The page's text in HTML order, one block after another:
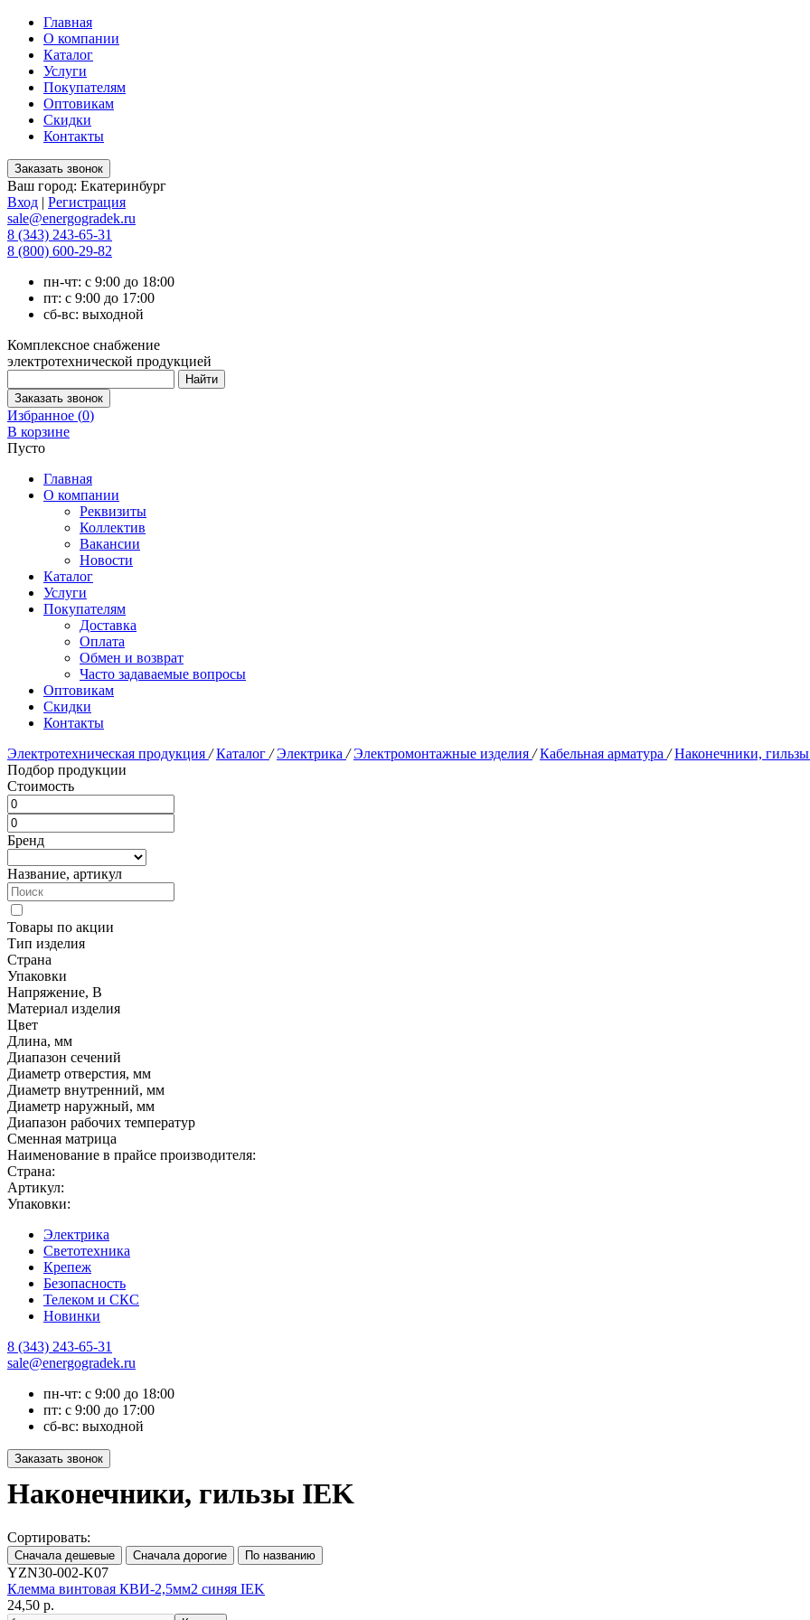
Главная
О компании
Каталог
Услуги
Покупателям
Оптовикам
Скидки
Контакты
Ваш город: Екатеринбург
Вход | Регистрация
sale@energogradek.ru
8 (343) 243-65-31
8 (800) 600-29-82
пн-чт: с 9:00 до 18:00
пт: с 9:00 до 17:00
сб-вс: выходной
Комплексное снабжение
электротехнической продукцией
Избранное (0)
В корзине
Пусто
Главная
О компании
Реквизиты
Коллектив
Вакансии
Новости
Каталог
Услуги
Покупателям
Доставка
Оплата
Обмен и возврат
Часто задаваемые вопросы
Оптовикам
Скидки
Контакты
Электротехническая продукция / Каталог / Электрика / Электромонтажные изделия / Кабельная арматура / Наконечники, гильзы
Подбор продукции
Стоимость
Бренд
Название, артикул
Товары по акции
Тип изделия
Страна
Упаковки
Напряжение, В
Материал изделия
Цвет
Длина, мм
Диапазон сечений
Диаметр отверстия, мм
Диаметр внутренний, мм
Диаметр наружный, мм
Диапазон рабочих температур
Сменная матрица
Наименование в прайсе производителя:
Страна:
Артикул:
Упаковки:
Электрика
Светотехника
Крепеж
Безопасность
Телеком и СКС
Новинки
8 (343) 243-65-31
sale@energogradek.ru
пн-чт: с 9:00 до 18:00
пт: с 9:00 до 17:00
сб-вс: выходной
Наконечники, гильзы IEK
Сортировать:
YZN30-002-K07
Клемма винтовая КВИ-2,5мм2 синяя IEK
24,50 р.